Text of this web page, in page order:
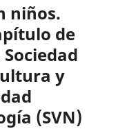
niños.
de
y
(SVN)